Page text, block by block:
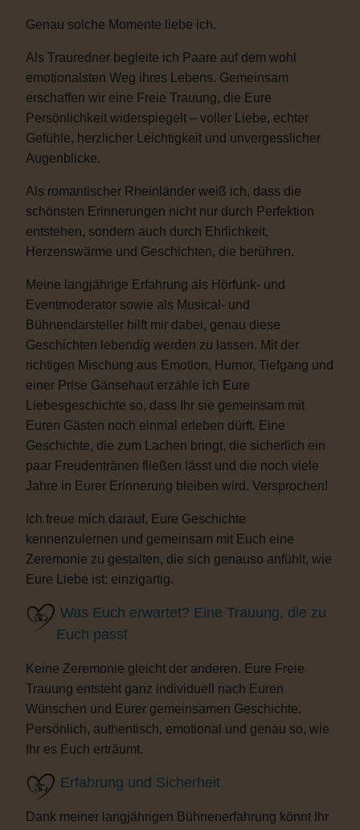
Genau solche Momente liebe ich.
Als Trauredner begleite ich Paare auf dem wohl
emotionalsten Weg ihres Lebens. Gemeinsam
erschaffen wir eine Freie Trauung, die Eure
Persönlichkeit widerspiegelt – voller Liebe, echter
Gefühle, herzlicher Leichtigkeit und unvergesslicher
Augenblicke.
Als romantischer Rheinländer weiß ich, dass die
schönsten Erinnerungen nicht nur durch Perfektion
entstehen, sondern auch durch Ehrlichkeit,
Herzenswärme und Geschichten, die berühren.
Meine langjährige Erfahrung als Hörfunk- und
Eventmoderator sowie als Musical- und
Bühnendarsteller hilft mir dabei, genau diese
Geschichten lebendig werden zu lassen. Mit der
richtigen Mischung aus Emotion, Humor, Tiefgang und
einer Prise Gänsehaut erzähle ich Eure
Liebesgeschichte so, dass Ihr sie gemeinsam mit
Euren Gästen noch einmal erleben dürft. Eine
Geschichte, die zum Lachen bringt, die sicherlich ein
paar Freudentränen fließen lässt und die noch viele
Jahre in Eurer Erinnerung bleiben wird. Versprochen!
Ich freue mich darauf, Eure Geschichte
kennenzulernen und gemeinsam mit Euch eine
Zeremonie zu gestalten, die sich genauso anfühlt, wie
Eure Liebe ist: einzigartig.
Was Euch erwartet? Eine Trauung, die zu
Euch passt
Keine Zeremonie gleicht der anderen. Eure Freie
Trauung entsteht ganz individuell nach Euren
Wünschen und Eurer gemeinsamen Geschichte.
Persönlich, authentisch, emotional und genau so, wie
Ihr es Euch erträumt.
Erfahrung und Sicherheit
Dank meiner langjährigen Bühnenerfahrung könnt Ihr